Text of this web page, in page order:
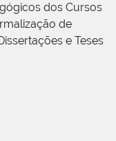
dos Cursos
de
e Teses